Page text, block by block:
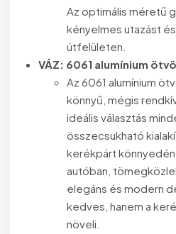
Az optimális méretű
kényelmes utazást
útfelületen.
VÁZ: 6061 alumínium
Az 6061 alumínium
könnyű, mégis
ideális választás
összecsukható
kerékpárt könnyedén
autóban,
elegáns és modern
kedves, hanem a
növeli.